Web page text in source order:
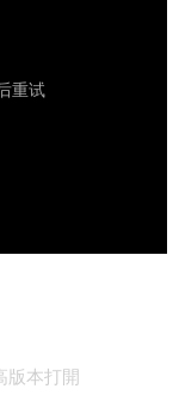
本打開